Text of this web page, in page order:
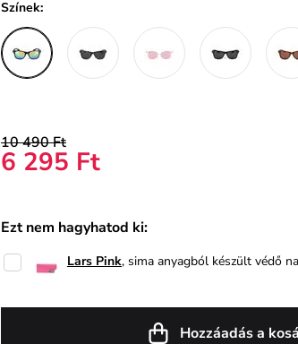
Színek:
10 490 Ft
6 295 Ft
Ezt nem hagyhatod ki:
Lars Pink, sima anyagból készült védő
Hozzáadás a